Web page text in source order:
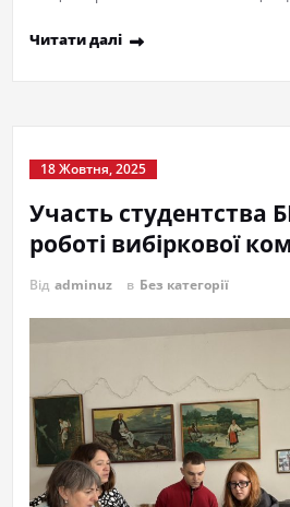
Читати далі
18 Жовтня, 2025
Участь студентства
роботі вибіркової
Від adminuz в Без категорії